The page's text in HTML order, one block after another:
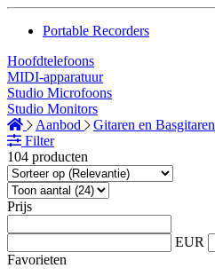
Portable Recorders
Hoofdtelefoons
MIDI-apparatuur
Studio Microfoons
Studio Monitors
Aanbod
Gitaren en Basgitaren
Filter
104 producten
Prijs
EUR
Favorieten